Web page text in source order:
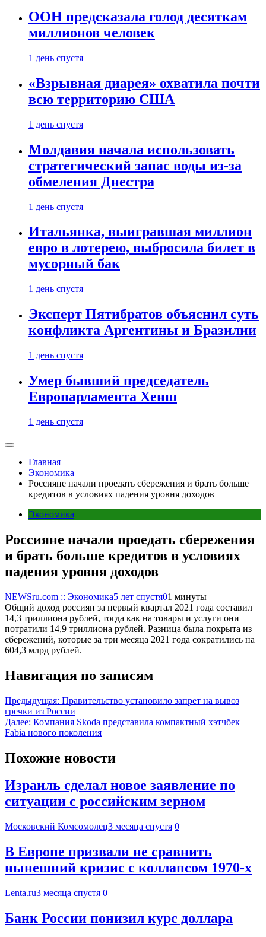
ООН предсказала голод десяткам
миллионов человек
1 день спустя
«Взрывная диарея» охватила почти
всю территорию США
1 день спустя
Молдавия начала использовать
стратегический запас воды из-за
обмеления Днестра
1 день спустя
Итальянка, выигравшая миллион
евро в лотерею, выбросила билет в
мусорный бак
1 день спустя
Эксперт Пятибратов объяснил суть
конфликта Аргентины и Бразилии
1 день спустя
Умер бывший председатель
Европарламента Хенш
1 день спустя
Главная
Экономика
Россияне начали проедать сбережения и брать больше
кредитов в условиях падения уровня доходов
Экономика
Россияне начали проедать сбережения
и брать больше кредитов в условиях
падения уровня доходов
NEWSru.com :: Экономика5 лет спустя01 минуты
Общий доход россиян за первый квартал 2021 года составил
14,3 триллиона рублей, тогда как на товары и услуги они
потратили 14,9 триллиона рублей. Разница была покрыта из
сбережений, которые за три месяца 2021 года сократились на
604,3 млрд рублей.
Навигация по записям
Предыдущая: Правительство установило запрет на вывоз
гречки из России
Далее: Компания Skoda представила компактный хэтчбек
Fabia нового поколения
Похожие новости
Израиль сделал новое заявление по
ситуации с российским зерном
Московский Комсомолец3 месяца спустя 0
В Европе призвали не сравнить
нынешний кризис с коллапсом 1970-х
Lenta.ru3 месяца спустя 0
Банк России понизил курс доллара